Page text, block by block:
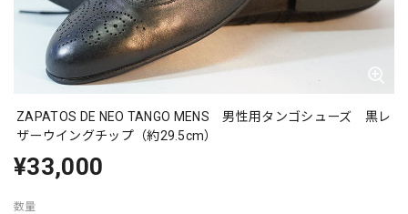
ZAPATOS DE NEO TANGO MENS 男性用タンゴシューズ 黒レ
ザーウイングチップ（約29.5cm）
¥33,000
数量